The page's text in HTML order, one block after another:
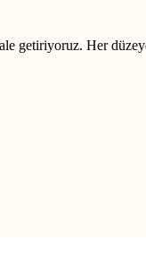
getiriyoruz. Her